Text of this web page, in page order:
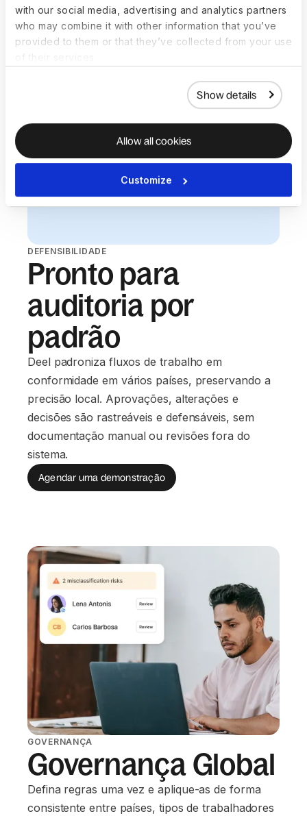
with our social media, advertising and analytics partners
who may combine it with other information that you’ve
provided to them or that they’ve collected from your use
Show details
Allow all cookies
Customize
DEFENSIBILIDADE
Pronto para
auditoria por
padrão
Deel padroniza fluxos de trabalho em
conformidade em vários países, preservando a
precisão local. Aprovações, alterações e
decisões são rastreáveis e defensáveis, sem
documentação manual ou revisões fora do
sistema.
Agendar uma demonstração
GOVERNANÇA
Governança Global
Defina regras uma vez e aplique-as de forma
consistente entre países, tipos de trabalhadores